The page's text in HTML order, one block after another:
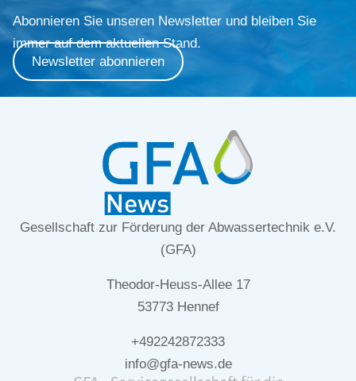
Abonnieren Sie unseren Newsletter und bleiben Sie
immer auf dem aktuellen Stand.
Newsletter abonnieren
Gesellschaft zur Förderung der Abwassertechnik e.V.
(GFA)
Theodor-Heuss-Allee 17
53773 Hennef
+492242872333
info@gfa-news.de